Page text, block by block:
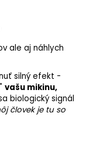
ale aj náhlych
silný efekt -
vašu mikinu,
biologický signál
človek je tu so